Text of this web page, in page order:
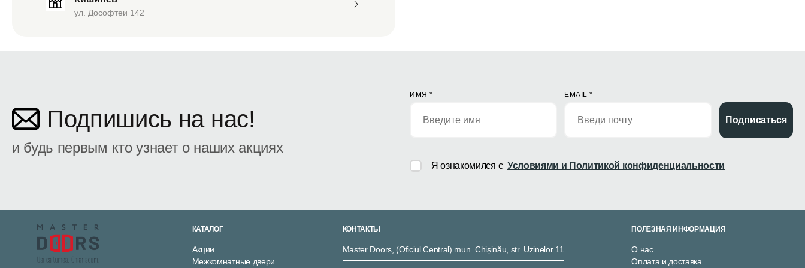
ул. Дософтеи 142
Подпишись на нас!
и будь первым кто узнает о наших акциях
ИМЯ * EMAIL*
Подписаться
Я ознакомился с Условиями и Политикой конфиденциальности
КАТАЛОГ
Акции
Межкомнатные двери
КОНТАКТЫ
Master Doors, (Oficiul Central) mun. Chișinău, str. Uzinelor 11
ПОЛЕЗНАЯ ИНФОРМАЦИЯ
О нас
Оплата и доставка